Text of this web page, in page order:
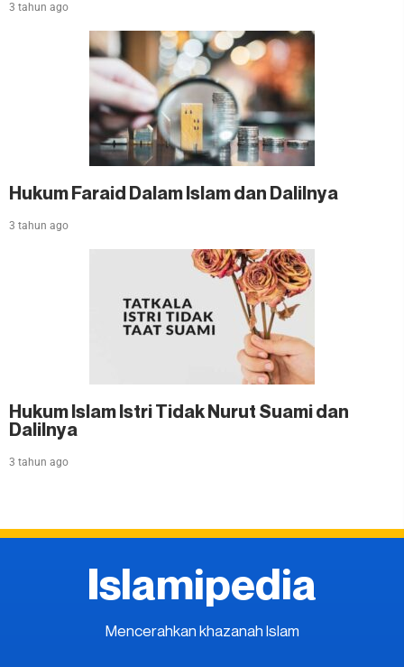
3 tahun ago
Hukum Faraid Dalam Islam dan Dalilnya
3 tahun ago
Hukum Islam Istri Tidak Nurut Suami dan
Dalilnya
3 tahun ago
Islamipedia
Mencerahkan khazanah Islam